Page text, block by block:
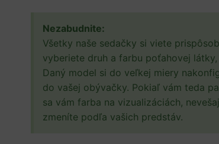
Nezabudnite:
Všetky naše sedačky si viete
vyberiete druh a farbu poťahovej
Daný model si do veľkej miery
do vašej obývačky. Pokiaľ vám teda
sa vám farba na vizualizáciách,
zmeníte podľa vašich predstáv.